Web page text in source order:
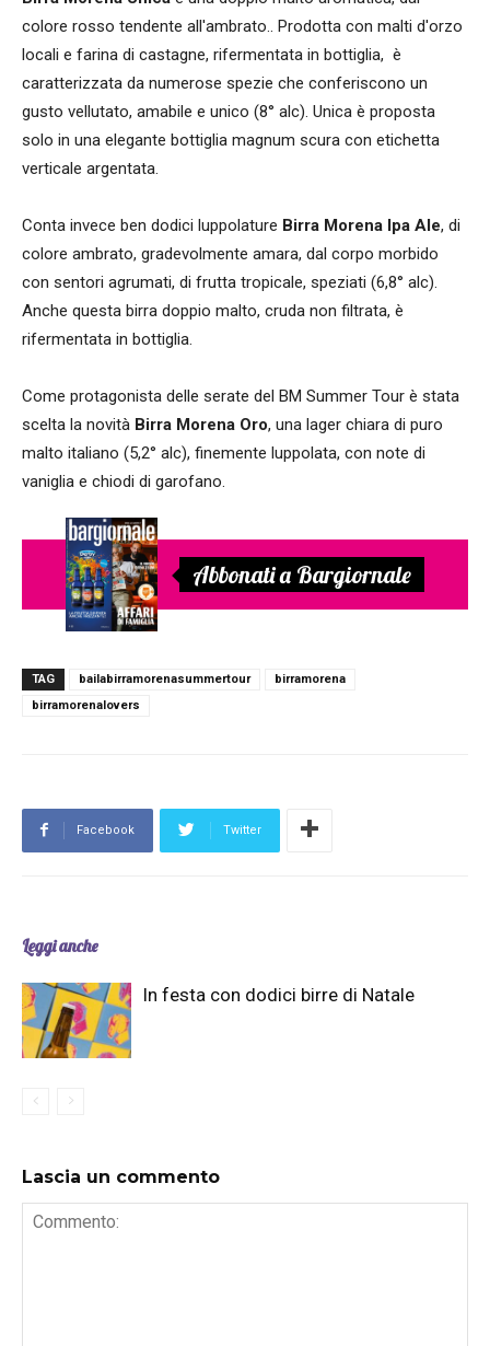
colore rosso tendente all'ambrato.. Prodotta con malti d'orzo
locali e farina di castagne, rifermentata in bottiglia, è
caratterizzata da numerose spezie che conferiscono un
gusto vellutato, amabile e unico (8° alc). Unica è proposta
solo in una elegante bottiglia magnum scura con etichetta
verticale argentata.
Conta invece ben dodici luppolature Birra Morena Ipa Ale, di
colore ambrato, gradevolmente amara, dal corpo morbido
con sentori agrumati, di frutta tropicale, speziati (6,8° alc).
Anche questa birra doppio malto, cruda non filtrata, è
rifermentata in bottiglia.
Come protagonista delle serate del BM Summer Tour è stata
scelta la novità Birra Morena Oro, una lager chiara di puro
malto italiano (5,2° alc), finemente luppolata, con note di
vaniglia e chiodi di garofano.
Abbonati a Bargiornale
TAG bailabirramorenasummertour
birramorena
birramorenalovers
Facebook Twitter
Leggi anche
In festa con dodici birre di Natale
Lascia un commento